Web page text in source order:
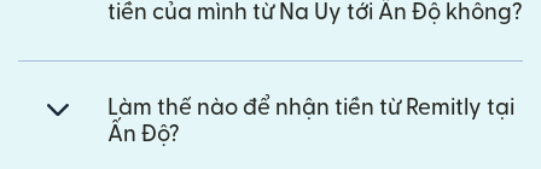
tiền của mình từ Na Uy tới Ấn Độ không?
Làm thế nào để nhận tiền từ Remitly tại
Ấn Độ?